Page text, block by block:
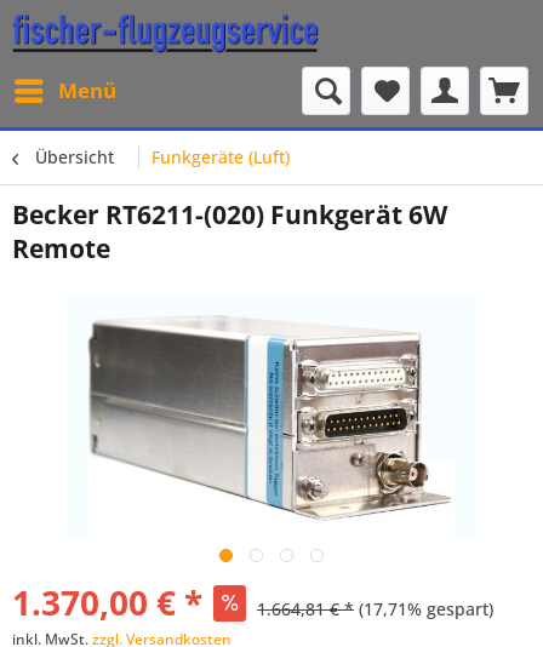
Menü
Übersicht Funkgeräte (Luft)
Becker RT6211-(020) Funkgerät 6W
Remote
1.370,00 € * 1.664,81 € * (17,71% gespart)
inkl. MwSt.zzgl. Versandkosten